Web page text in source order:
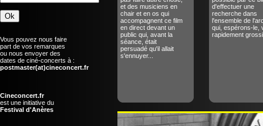
Vous pouvez nous faire
part de vos remarques
ou nous envoyer des
dates de ciné-concerts à :
postmaster(at)cineconcert.fr
Cineconcert.fr
est une initiative du
Festival d'Anères
et des musiciens en
chair et en os qui
accompagnent ce film
en direct devant un
public qui, avant la
séance, était
persuadé qu'il allait
s'ennuyer...
d'effectuer une
recherche dans
l'ensemble de
qui, espérons-le,
rapidement